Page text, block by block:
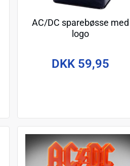
AC/DC sparebøsse med
logo
DKK 59,95